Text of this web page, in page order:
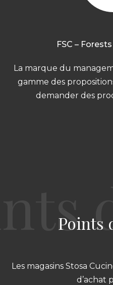
FSC –
La marque du
gamme des
demander des
Points
Les magasins Stosa
d’achat